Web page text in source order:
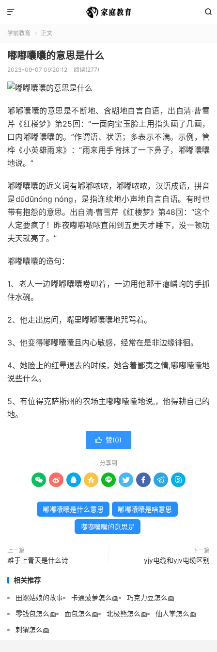


学前教育  正文
嘟嘟囔囔的意思是什么
2023-09-07 09:20:12 阅读(277)
嘟嘟囔囔的意思是不断地、含糊地自言自语，出自清·曹雪
芹《红楼梦》第25回：“一面向宝玉脸上用指头画了几画，
口内嘟嘟囔囔的。”作谓语、状语；多表示不满。示例，管
桦《小英雄雨来》：“雨来用手背抹了一下鼻子，嘟嘟囔囔
地说。”
嘟嘟囔囔的近义词有嘟嘟哝哝，嘟嘟哝哝，汉语成语，拼音
是dūdūnóng nóng，是指连续地小声地自言自语。有时也
带有抱怨的意思。出自清·曹雪芹《红楼梦》第48回：“这个
人定要疯了！昨夜嘟嘟哝哝直闹到五更天才睡下，没一顿功
夫天就亮了。”
嘟嘟囔囔的造句：
1、老人一边嘟嘟囔囔唠叨着，一边用他那干瘪嶙峋的手抓
住水碗。
2、他走出房间，嘴里嘟嘟囔囔地咒骂着。
3、他变得嘟嘟囔囔且内心敏感，经常在是非边缘徘徊。
4、她脸上的红晕退去的时候，她含着鄙夷之情,嘟嘟囔囔地
说些什么。
5、有位得克萨斯州的农场主嘟嘟囔囔地说,，他得耕自己的
地。
 赞(0)
分享到
        
嘟嘟囔囔是什么意思 嘟嘟囔囔是啥意思
嘟嘟囔囔的意思是
上一篇
难于上青天是什么诗
下一篇
yjy电缆和yjv电缆区别
相关推荐
田螺姑娘的故事 卡通菠萝怎么画
巧克力豆怎么画
零钱包怎么画
面包怎么画 北极熊怎么画
仙人掌怎么画
刺猬怎么画